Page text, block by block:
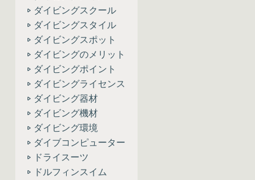
ダイビングスクール
ダイビングスタイル
ダイビングスポット
ダイビングのメリット
ダイビングポイント
ダイビングライセンス
ダイビング器材
ダイビング機材
ダイビング環境
ダイブコンピューター
ドライスーツ
ドルフィンスイム